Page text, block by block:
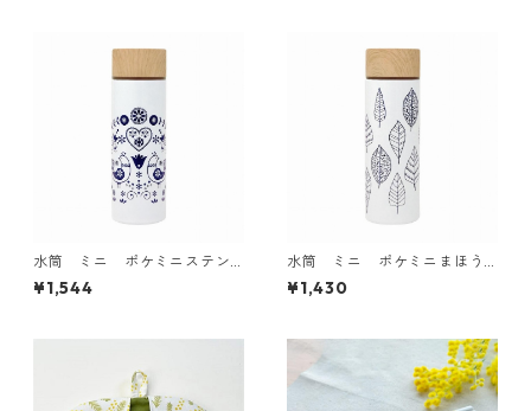
水筒 ミニ ポケミニステン
¥1,544
水筒 ミニ ポケミニまほう
びんボトル140ml リーフ柄
¥1,430